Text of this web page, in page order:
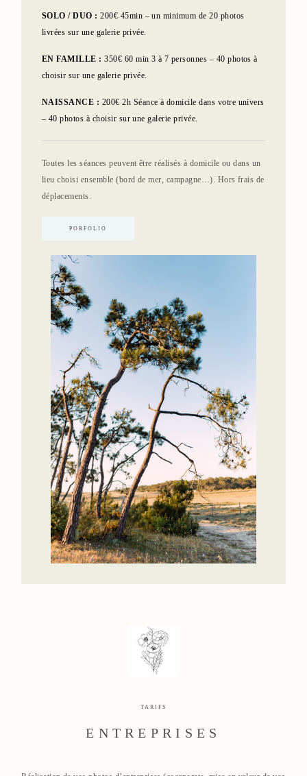
SOLO / DUO :200€ 45min – un minimum de 20 photos
livrées sur une galerie privée.
EN FAMILLE :350€ 60 min 3 à 7 personnes – 40 photos à
choisir sur une galerie privée.
NAISSANCE : 200€ 2h Séance à domicile dans votre univers
– 40 photos à choisir sur une galerie privée.
Toutes les séances peuvent être réalisés à domicile ou dans un
lieu choisi ensemble (bord de mer, campagne…). Hors frais de
déplacements.
PORFOLIO
TARIFS
ENTREPRISES